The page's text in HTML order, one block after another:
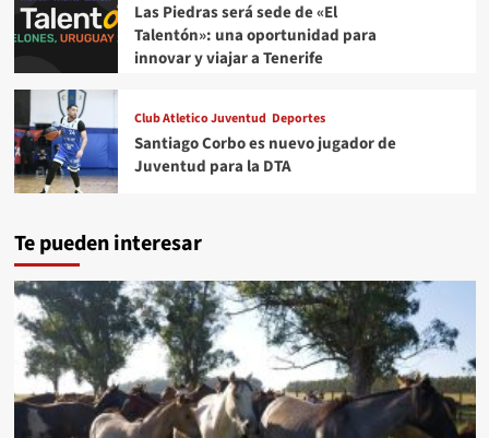
Las Piedras será sede de «El
Talentón»: una oportunidad para
innovar y viajar a Tenerife
Club Atletico Juventud Deportes
Santiago Corbo es nuevo jugador de
Juventud para la DTA
Te pueden interesar